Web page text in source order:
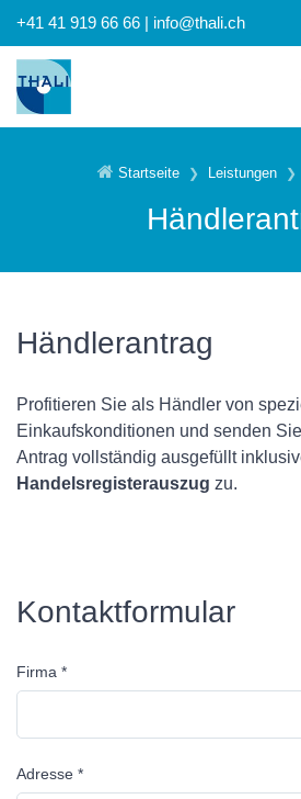
+41 41 919 66 66 | info@thali.ch
Startseite Leistungen
Händlerantrag
Profitieren Sie als Händler von
Einkaufskonditionen und senden
Antrag vollständig ausgefüllt
Handelsregisterauszug zu.
Kontaktformular
Firma *
Adresse *